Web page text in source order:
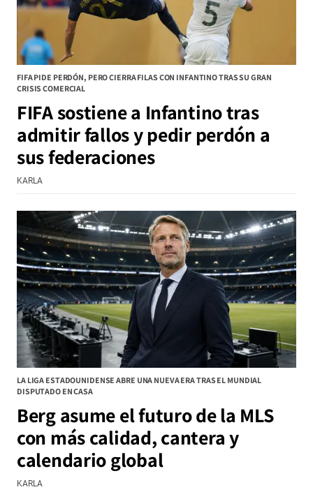
FIFA PIDE PERDÓN, PERO CIERRA FILAS CON INFANTINO TRAS SU GRAN
CRISIS COMERCIAL
FIFA sostiene a Infantino tras
admitir fallos y pedir perdón a
sus federaciones
KARLA
LA LIGA ESTADOUNIDENSE ABRE UNA NUEVA ERA TRAS EL MUNDIAL
DISPUTADO EN CASA
Berg asume el futuro de la MLS
con más calidad, cantera y
calendario global
KARLA